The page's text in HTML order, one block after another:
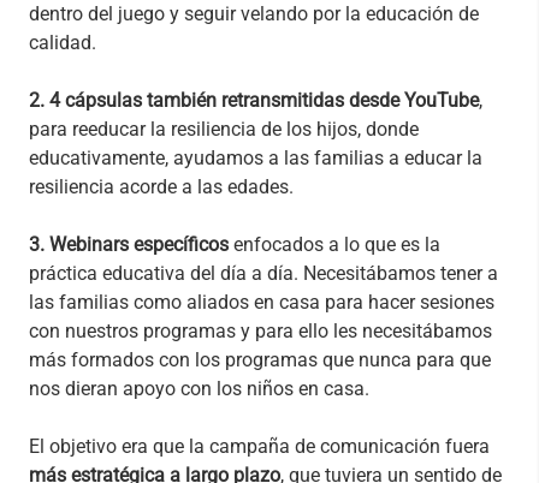
dentro del juego y seguir velando por la educación de
calidad.
2. 4 cápsulas también retransmitidas desde YouTube,
para reeducar la resiliencia de los hijos, donde
educativamente, ayudamos a las familias a educar la
resiliencia acorde a las edades.
3. Webinars específicos enfocados a lo que es la
práctica educativa del día a día. Necesitábamos tener a
las familias como aliados en casa para hacer sesiones
con nuestros programas y para ello les necesitábamos
más formados con los programas que nunca para que
nos dieran apoyo con los niños en casa.
El objetivo era que la campaña de comunicación fuera
más estratégica a largo plazo, que tuviera un sentido de